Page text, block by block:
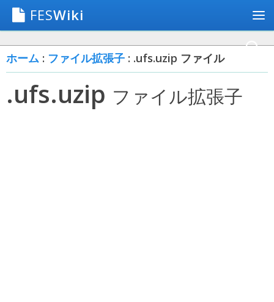
FESWiki
ホーム : ファイル拡張子 : .ufs.uzip ファイル
.ufs.uzip ファイル拡張子